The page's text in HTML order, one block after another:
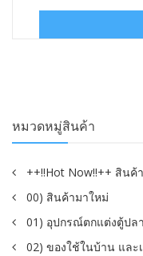
หมวดหมู่สินค้า
++!!Hot Now!!++ สินค้
00) สินค้ามาใหม่
01) อุปกรณ์ตกแต่งตู้ปล
02) ของใช้ในบ้าน และ